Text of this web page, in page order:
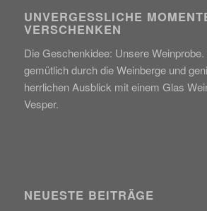
UNVERGESSLICHE
VERSCHENKEN
Die Geschenkidee: Unsere
gemütlich durch die Weinberge und
herrlichen Ausblick mit einem Glas
Vesper.
NEUESTE BEITRÄGE